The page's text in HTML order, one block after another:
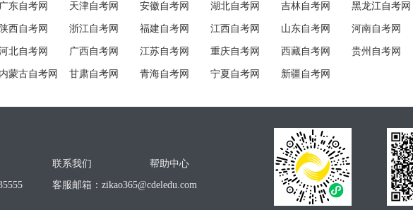
广东自考网 天津自考网 安徽自考网 湖北自考网 吉林自考网 黑龙江自考网
陕西自考网 浙江自考网 福建自考网 江西自考网 山东自考网 河南自考网
北自考网 广西自考网 江苏自考网 重庆自考网 西藏自考网 贵州自考网
内蒙古自考网 甘肃自考网 青海自考网 宁夏自考网 新疆自考网
联系我们
帮助中心
客服邮箱： zikao365@cdeledu.com